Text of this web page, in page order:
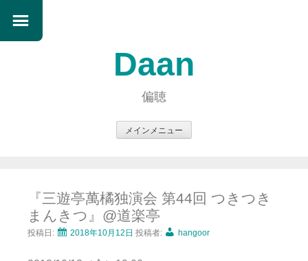
Daan
偏聴
メインメニュー
ン
ツ
へ
『三遊亭萬橘独演会 第44回 つきつき
まんきつ』@道楽亭
投稿日: 2018年10月12日 投稿者: hangoor